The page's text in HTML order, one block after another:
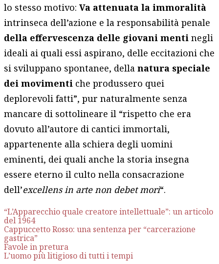
lo stesso motivo:Va attenuata la immoralità
intrinseca dell’azione e la responsabilità penale
della effervescenza delle giovani menti negli
ideali ai quali essi aspirano, delle eccitazioni che
si sviluppano spontanee, dellanatura speciale
dei movimenti che produssero quei
deplorevoli fatti”, pur naturalmente senza
mancare di sottolineare il “rispetto che era
dovuto all’autore di cantici immortali,
appartenente alla schiera degli uomini
eminenti, dei quali anche la storia insegna
essere eterno il culto nella consacrazione
dell’excellens in arte non debet mori“.
“L’Apparecchio quale creatore intellettuale”: un articolo
del 1964
Cappuccetto Rosso: una sentenza per “carcerazione
gastrica”
Favole in pretura
L’uomo più litigioso di tutti i tempi